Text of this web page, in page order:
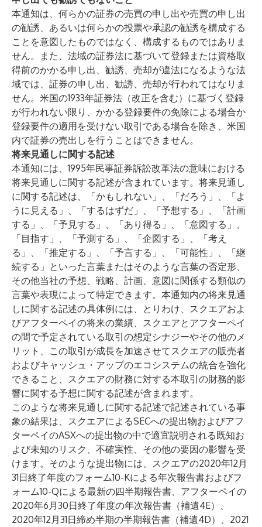
本通知は、何らかの証券の売買の申し出や売買の申し出
の勧誘、あるいは何らかの投票や承認の勧誘を構成する
ことを意図したものではなく、構成するものではありま
せん。また、法域の証券法に基づいて登録または資格取
得前のかかる申し出、勧誘、売却が違法になるような法
域では、証券の申し出、勧誘、売却が行われてはなりま
せん。米国の1933年証券法（改正を含む）に基づく登録
が行われない限り、かかる登録要件の免除による場合か
登録要件の適用を受けない取引である場合を除き、米国
内で証券の売出しを行うことはできません。
将来見通しに関する記述
本通知には、1995年民事証券訴訟改革法の意味における
将来見通しに関する記述が含まれています。将来見通し
に関する記述は、「かもしれない」、「だろう」、「よ
うに見える」、「するはずだ」、「予想する」、「計画
する」、「予見する」、「あり得る」、「意図する」、
「目指す」、「予測する」、「企図する」、「考え
る」、「推定する」、「予言する」、「可能性」、「継
続する」といった言葉またはそのような言葉の否定形、
その他当社の予想、戦略、計画、意図に関係する類似の
言葉や表現によって特定できます。本通知内の将来見通
しに関する記述の具体例には、とりわけ、スクエアおよ
びアフターペイの将来の業績、スクエアとアフターペイ
の間で予定されている取引の想定シナジーやその他のメ
リット、この取引が成長を加速させてスクエアの販売者
およびキャッシュ・アップのエコシステムの統合を強化
できること、スクエアの財務に対する本取引の財務的影
響に関する予想に関する記述が含まれます。
このような将来見通しに関する記述で記述されている事
象の結果は、スクエアによるSECへの提出物およびアフ
ターペイのASXへの提出物の中で適宜説明される既知お
よび未知のリスク、不確実性、その他の要因の影響を受
けます。そのような提出物には、スクエアの2020年12月
31日終了年度のフォーム10-Kによる年次報告書およびフ
ォーム10-Qによる最新の四半期報告書、アフターペイの
2020年6月30日終了年度の年次報告書（補遺4E）、
2020年12月31日締め半期の半期報告書（補遺4D）、2021